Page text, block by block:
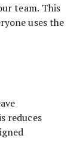
team. This
uses the
reduces